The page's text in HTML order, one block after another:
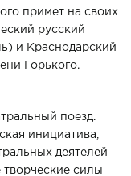
примет на своих
русский
и Краснодарский
Горького.
поезд.
инициатива,
деятелей
силы